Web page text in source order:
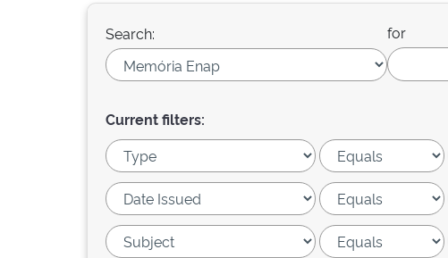
Search: for
Current filters: